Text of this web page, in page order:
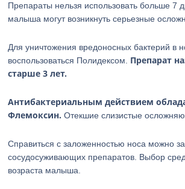
Препараты нельзя использовать больше 7
малыша могут возникнуть серьезные
Для уничтожения вредоносных бактерий в
воспользоваться Полидексом. Препарат
старше 3 лет.
Антибактериальным действием
Флемоксин. Отекшие слизистые
Справиться с заложенностью носа можно
сосудосуживающих препаратов. Выбор
возраста малыша.